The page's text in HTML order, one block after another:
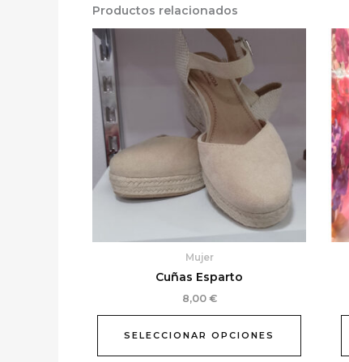
Productos relacionados
Mujer
Cuñas Esparto
8,00 €
SELECCIONAR OPCIONES
pueden
elegir
la